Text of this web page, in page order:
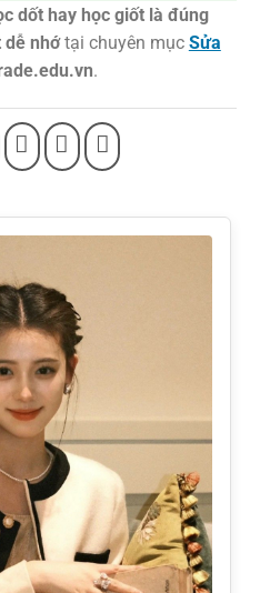
dốt hay học giốt là đúng
dễ nhớtại chuyên mục Sửa
.